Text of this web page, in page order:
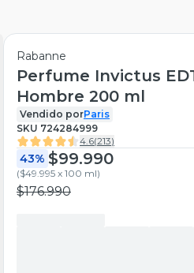
Rabanne
Perfume Invictus
Hombre 200 ml
Vendido porParis
SKU 724284999
4.6(213)
43% $99.990
($49.995 x 100 ml)
$176.990